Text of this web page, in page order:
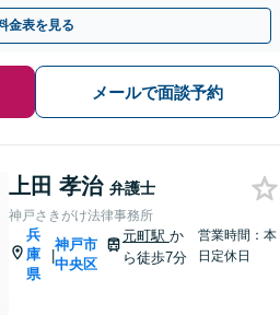
間の受付可能】
金表を見る
メールで面談予約
上田 孝治 弁護士
神戸さきがけ法律事務所
兵
庫
県
|
神戸市
中央区
元町駅 か
ら徒歩7分
営業時間：本
日定休日